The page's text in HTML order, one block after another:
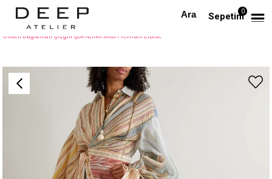
Sepetim0
Anasayfa TÜM ELBİSELER
Önden Bağlamalı Çizgili Çok Renkli Midi Premium Elbise